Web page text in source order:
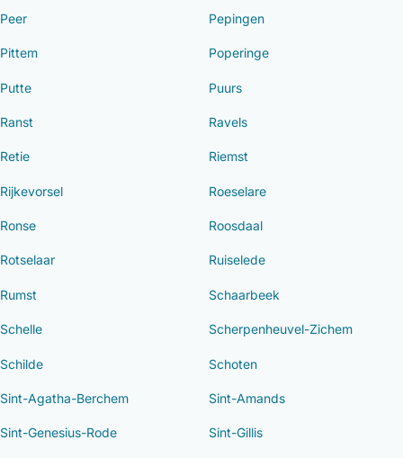
Peer Pepingen
Pittem Poperinge
Putte Puurs
Ranst Ravels
Retie Riemst
Rijkevorsel Roeselare
Ronse Roosdaal
Rotselaar Ruiselede
Rumst Schaarbeek
Schelle Scherpenheuvel-Zichem
Schilde Schoten
Sint-Agatha-Berchem Sint-Amands
Sint-Genesius-Rode Sint-Gillis